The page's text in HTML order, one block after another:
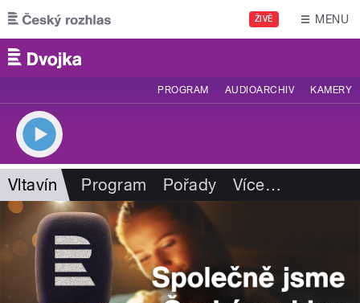
Přejít k hlavnímu obsahu
ŽIVĚ MENU
PROGRAM AUDIOARCHIV KAMERY
Vltavín Program Pořady Více…